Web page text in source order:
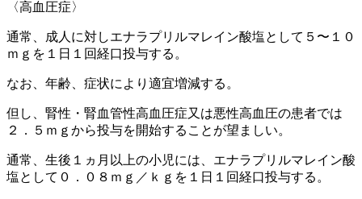
〈高血圧症〉
通常、成人に対しエナラプリルマレイン酸塩として５〜１０
ｍｇを１日１回経口投与する。
なお、年齢、症状により適宜増減する。
但し、腎性・腎血管性高血圧症又は悪性高血圧の患者では
２．５ｍｇから投与を開始することが望ましい。
通常、生後１ヵ月以上の小児には、エナラプリルマレイン酸
塩として０．０８ｍｇ／ｋｇを１日１回経口投与する。